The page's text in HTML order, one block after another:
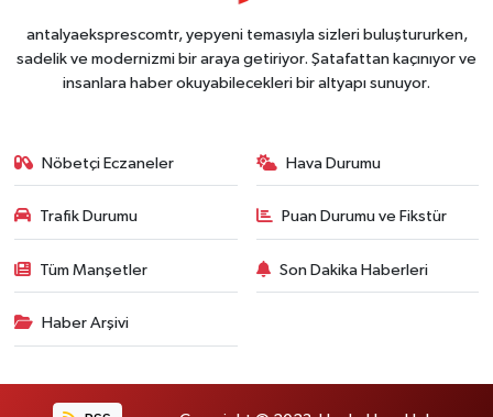
antalyaeksprescomtr, yepyeni temasıyla sizleri buluştururken,
sadelik ve modernizmi bir araya getiriyor. Şatafattan kaçınıyor ve
insanlara haber okuyabilecekleri bir altyapı sunuyor.
Nöbetçi Eczaneler Hava Durumu
Trafik Durumu Puan Durumu ve Fikstür
Tüm Manşetler Son Dakika Haberleri
Haber Arşivi